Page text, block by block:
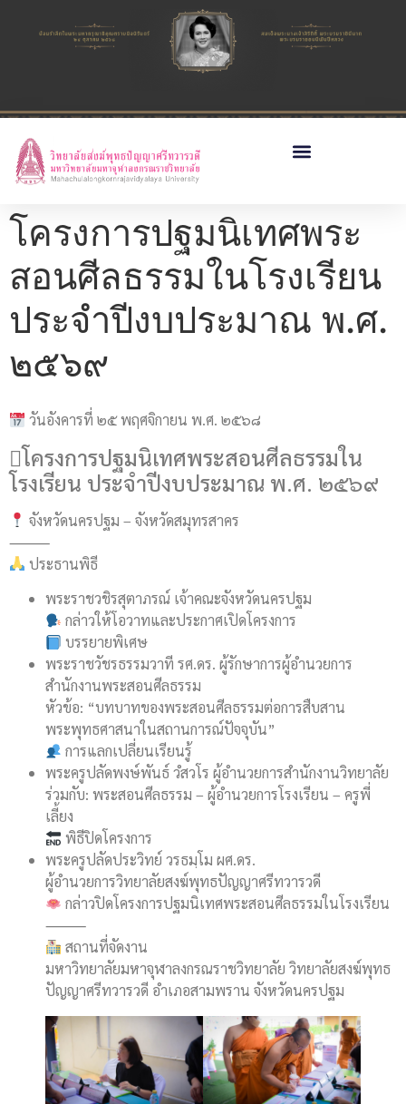
โครงการปฐมนิเทศพระ
สอนศีลธรรมในโรงเรียน
ประจำปีงบประมาณ พ.ศ.
๒๕๖๙
วันอังคารที่ ๒๕ พฤศจิกายน พ.ศ. ๒๕๖๘
️⃣โครงการปฐมนิเทศพระสอนศีลธรรมใน
โรงเรียน ประจำปีงบประมาณ พ.ศ. ๒๕๖๙
จังหวัดนครปฐม – จังหวัดสมุทรสาคร
⸻
ประธานพิธี
พระราชวชิรสุตาภรณ์ เจ้าคณะจังหวัดนครปฐม
กล่าวให้โอวาทและประกาศเปิดโครงการ
บรรยายพิเศษ
พระราชวัชรธรรมวาที รศ.ดร. ผู้รักษาการผู้อำนวยการ
สำนักงานพระสอนศีลธรรม
หัวข้อ: “บทบาทของพระสอนศีลธรรมต่อการสืบสาน
พระพุทธศาสนาในสถานการณ์ปัจจุบัน”
การแลกเปลี่ยนเรียนรู้
พระครูปลัดพงษ์พันธ์ วํสวโร ผู้อำนวยการสำนักงานวิทยาลัย
ร่วมกับ: พระสอนศีลธรรม – ผู้อำนวยการโรงเรียน – ครูพี่
เลี้ยง
พิธีปิดโครงการ
พระครูปลัดประวิทย์ วรธมฺโม ผศ.ดร.
ผู้อำนวยการวิทยาลัยสงฆ์พุทธปัญญาศรีทวารวดี
กล่าวปิดโครงการปฐมนิเทศพระสอนศีลธรรมในโรงเรียน
⸻
สถานที่จัดงาน
มหาวิทยาลัยมหาจุฬาลงกรณราชวิทยาลัย วิทยาลัยสงฆ์พุทธ
ปัญญาศรีทวารวดี อำเภอสามพราน จังหวัดนครปฐม